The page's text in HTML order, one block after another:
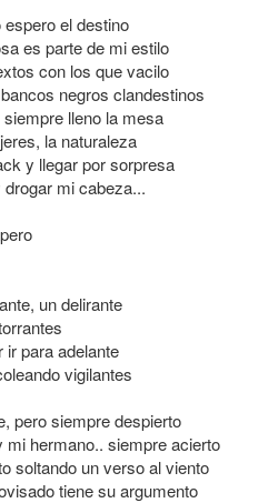
el destino
es parte de mi estilo
con los que vacilo
negros clandestinos
lleno la mesa
la naturaleza
y llegar por sorpresa
mi cabeza...
un delirante
ir para adelante
vigilantes
pero siempre despierto
hermano.. siempre acierto
soltando un verso al viento
tiene su argumento